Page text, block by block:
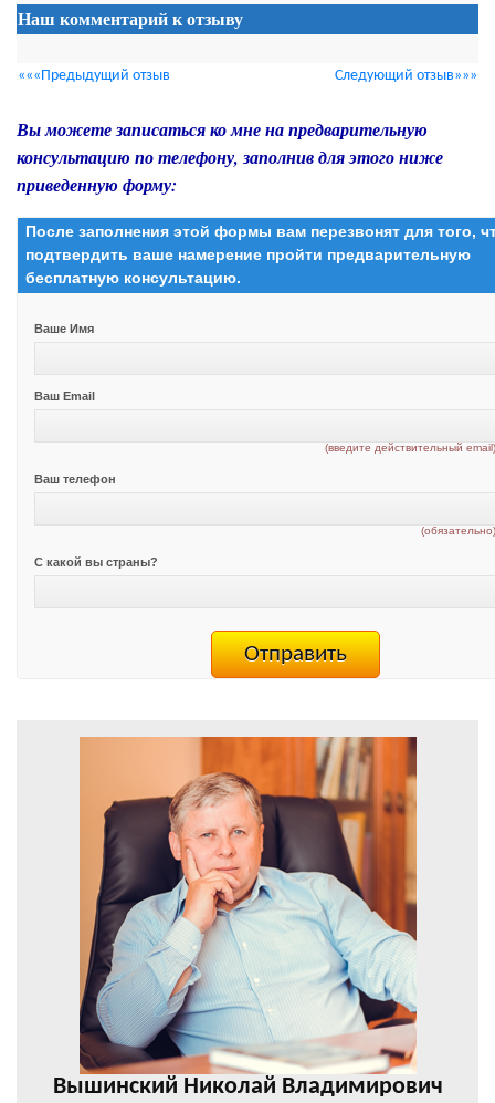
Наш комментарий к отзыву
«««Предыдущий отзыв Следующий отзыв»»»
Вы можете записаться ко мне на предварительную
консультацию по телефону, заполнив для этого ниже
приведенную форму:
После заполнения этой формы вам перезвонят для того,
подтвердить ваше намерение пройти предварительную
бесплатную консультацию.
Ваше Имя
Ваш Email
(введите действительный
Ваш телефон
С какой вы страны?
Вышинский Николай Владимирович